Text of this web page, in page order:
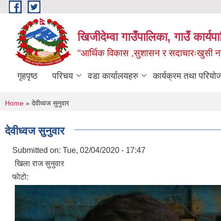
Skip to main content
खिजीदेम्वा गाउँपालिका, गाउँ
"आर्थिक विकास ,सुशासन र सदाचारःखुसी
गृहपृष्ठ परिचय वडा कार्यालयहरु कार्यक्रम तथा
You are here
Home » देवीध्वज सुनुवार
देवीध्वज सुनुवार
Submitted on: Tue, 02/04/2020 - 17:47
खिला राज सुनुवार
फाेटाे: